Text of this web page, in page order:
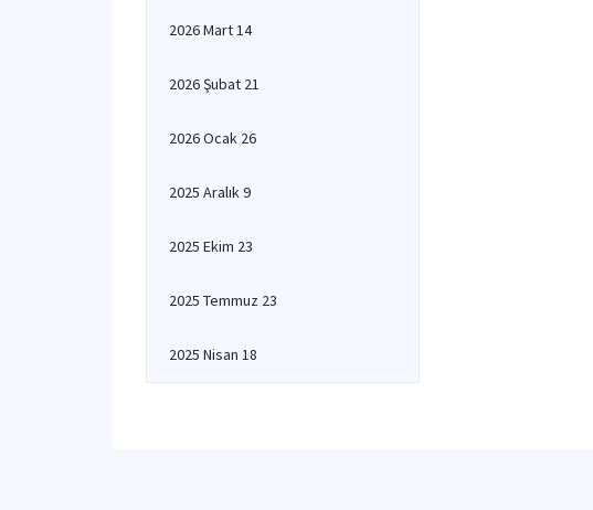
2026 Mart 14
2026 Şubat 21
2026 Ocak 26
2025 Aralık 9
2025 Ekim 23
2025 Temmuz 23
2025 Nisan 18